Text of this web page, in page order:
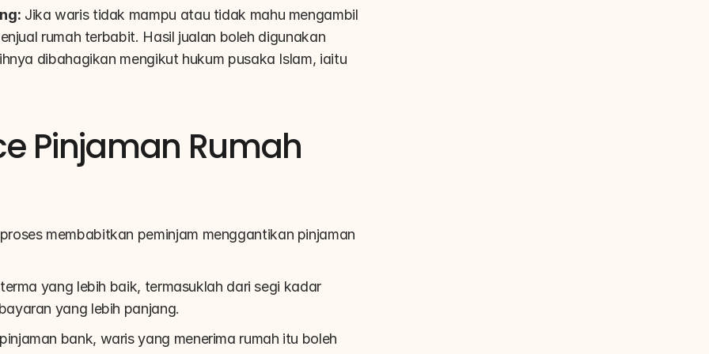
Jika waris tidak mampu atau tidak mahu mengambil
rumah terbabit. Hasil jualan boleh digunakan
dibahagikan mengikut hukum pusaka Islam, iaitu
Pinjaman Rumah
membabitkan peminjam menggantikan pinjaman
yang lebih baik, termasuklah dari segi kadar
yang lebih panjang.
bank, waris yang menerima rumah itu boleh